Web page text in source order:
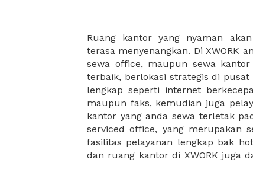
Ruang kantor yang nyaman
terasa menyenangkan. Di XWORK
sewa office, maupun sewa
terbaik, berlokasi strategis di
lengkap seperti internet
maupun faks, kemudian juga
kantor yang anda sewa terletak
serviced office, yang merupakan
fasilitas pelayanan lengkap bak
dan ruang kantor di XWORK juga
legalitas usaha baru Anda, seperti
Perusahaan, Surat Izin Usaha
pendirian PT maupun akte
Sewa ruang kantor XWORK juga
kantor Anda, karena anda dapat
sewa, kemudian Anda dapat
kantor Anda, semuanya akan
kantor terbaik Anda, dan juga